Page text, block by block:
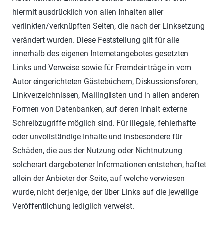
hiermit ausdrücklich von allen Inhalten aller
verlinkten/verknüpften Seiten, die nach der Linksetzung
verändert wurden. Diese Feststellung gilt für alle
innerhalb des eigenen Internetangebotes gesetzten
Links und Verweise sowie für Fremdeinträge in vom
Autor eingerichteten Gästebüchern, Diskussionsforen,
Linkverzeichnissen, Mailinglisten und in allen anderen
Formen von Datenbanken, auf deren Inhalt externe
Schreibzugriffe möglich sind. Für illegale, fehlerhafte
oder unvollständige Inhalte und insbesondere für
Schäden, die aus der Nutzung oder Nichtnutzung
solcherart dargebotener Informationen entstehen, haftet
allein der Anbieter der Seite, auf welche verwiesen
wurde, nicht derjenige, der über Links auf die jeweilige
Veröffentlichung lediglich verweist.